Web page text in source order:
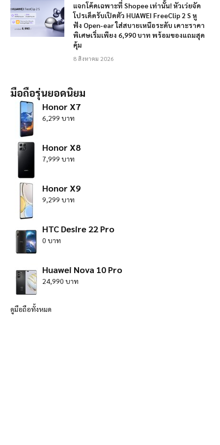
แจกโค้ดเฉพาะที่ Shopee เท่านั้น! หัวเว่ยจัด
โปรเด็ดรับเปิดตัว HUAWEI FreeClip 2 S หู
ฟัง Open-ear ใส่สบายเหนือระดับ เคาะราคา
พิเศษเริ่มเพียง 6,990 บาท พร้อมของแถมสุด
คุ้ม
8 สิงหาคม 2026
มือถือรุ่นยอดนิยม
Honor X7
6,299 บาท
Honor X8
7,999 บาท
Honor X9
9,299 บาท
HTC Desire 22 Pro
0 บาท
Huawei Nova 10 Pro
24,990 บาท
ดูมือถือทั้งหมด